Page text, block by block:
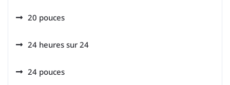
20 pouces
24 heures sur 24
24 pouces